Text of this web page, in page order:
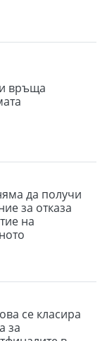
връща
да получи
за отказа
на
се класира
за